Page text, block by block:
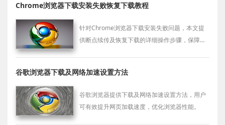
Chrome浏览器下载安装失败恢复下载教程
针对Chrome浏览器下载安装失败问题，本文提
供断点续传及恢复下载的详细操作步骤，保障下
谷歌浏览器下载及网络加速设置方法
谷歌浏览器提供下载及网络加速设置方法，用户
可有效提升网页加载速度，优化浏览器性能。